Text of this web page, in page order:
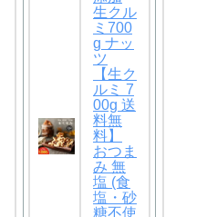
生クル
ミ700
g ナッ
ツ
【生ク
ルミ 7
00g 送
料無
料】
おつま
み 無
塩 (食
塩・砂
糖不使